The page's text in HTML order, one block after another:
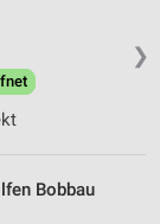
❯
Bobbau